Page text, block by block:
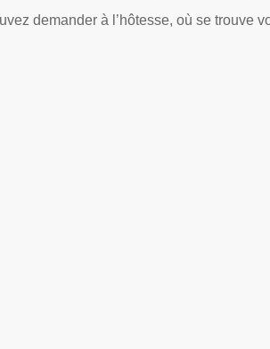
demander à l’hôtesse, où se trouve